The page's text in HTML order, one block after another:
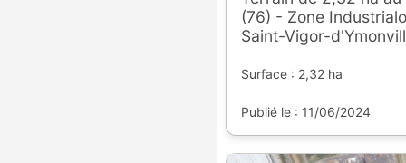
(76) - Zone
Saint-Vigor-
Surface : 2,32 ha
Publié le : 11/06/2024